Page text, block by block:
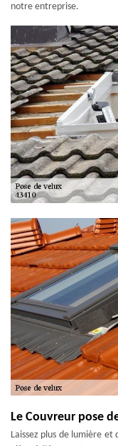
notre entreprise.
Le Couvreur pose
Laissez plus de lumière